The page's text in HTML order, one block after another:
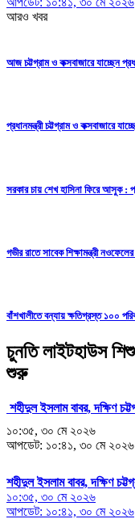
আরও খবর
আজ চট্টগ্রাম ও কক্সবাজারে যাচ্ছেন
প্রধানমন্ত্রী চট্টগ্রাম ও কক্সবাজারে
সরকার চায় শেখ হাসিনা ফিরে আসুক :
গভীর রাতে সাবেক শিক্ষামন্ত্রী
বাঁশখালীতে বন্যায় ক্ষতিগ্রস্ত ১০০
চুনতি লাইটহাউস
শুরু
শহীদুল ইসলাম বাবর, দক্ষিণ
১০:৩৫, ৩০ মে ২০২৬
আপডেট: ১০:৪১, ৩০ মে ২০২৬
শহীদুল ইসলাম বাবর, দক্ষিণ
১০:৩৫, ৩০ মে ২০২৬
আপডেট: ১০:৪১, ৩০ মে ২০২৬